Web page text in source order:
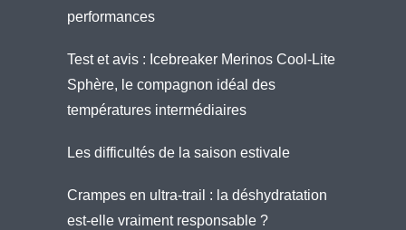
performances
Test et avis : Icebreaker Merinos Cool-Lite
Sphère, le compagnon idéal des
températures intermédiaires
Les difficultés de la saison estivale
Crampes en ultra-trail : la déshydratation
est-elle vraiment responsable ?